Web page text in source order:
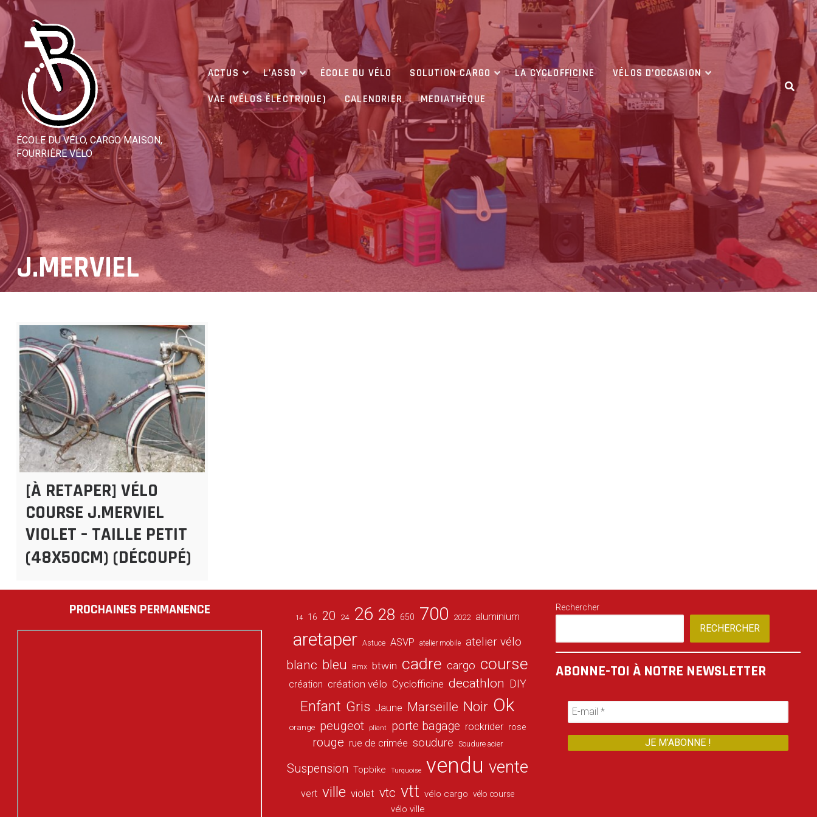
Skip
content
ÉCOLE DU VÉLO, CARGO MAISON,
FOURRIÈRE VÉLO
ACTUS L’ASSO ÉCOLE DU VÉLO SOLUTION CARGO LA CYCLOFFICINE
VÉLOS D’OCCASION
VAE (VÉLOS ÉLECTRIQUE)
CALENDRIER MEDIATHÈQUE
J.MERVIEL
[À RETAPER] VÉLO
COURSE J.MERVIEL
VIOLET – TAILLE PETIT
(48X50CM) (DÉCOUPÉ)
PROCHAINES PERMANENCE 14 16 20 24 26 28 650 700 2022 aluminium
aretaper Astuce ASVP atelier mobile atelier vélo
blanc bleu Bmx btwin cadre cargo course
création création vélo Cyclofficine decathlon DIY
Enfant Gris Jaune Marseille Noir Ok
orange peugeot pliant porte bagage rockrider rose
rouge rue de crimée soudure Soudure acier
Suspension Topbike Turquoise vendu vente
vert ville violet vtc vtt vélo cargo vélo course
vélo ville
Rechercher
RECHERCHER
ABONNE-TOI À NOTRE NEWSLETTER